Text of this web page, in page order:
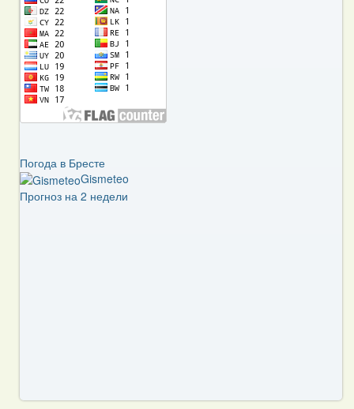
Погода в Бресте
Gismeteo
Прогноз на 2 недели